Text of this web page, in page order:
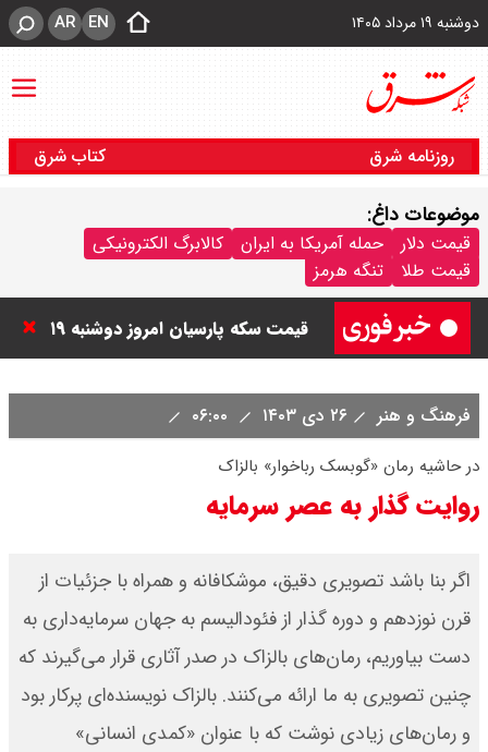
دوشنبه ۱۹ مرداد ۱۴۰۵ EN
AR
روزنامه شرق کتاب شرق
موضوعات داغ:
قیمت دلار حمله آمریکا به ایران
کالابرگ الکترونیکی
قیمت طلا
تنگه هرمز مرداد ۱۴۰۵ / قیمت دلار چند؟ + جدول
قیمت سکه پارسیان امروز دوشنبه ۱۹
چند ؟ + جدول
۱۴۰۵ / نفت افزایشی شد + جدول
فرهنگ و هنر ۲۶ دی ۱۴۰۳
در حاشیه رمان «گوبسک رباخوار» بالزاک
روایت گذار به عصر سرمایه
اگر بنا باشد تصویری دقیق، موشکافانه و همراه با جزئیات از
قرن نوزدهم و دوره گذار از فئودالیسم به جهان سرمایه‌داری به
دست بیاوریم، رمان‌های بالزاک در صدر آثاری قرار می‌گیرند که
چنین تصویری به ما ارائه می‌کنند. بالزاک نویسنده‌ای پرکار بود
و رمان‌های زیادی نوشت که با عنوان «کمدی انسانی»